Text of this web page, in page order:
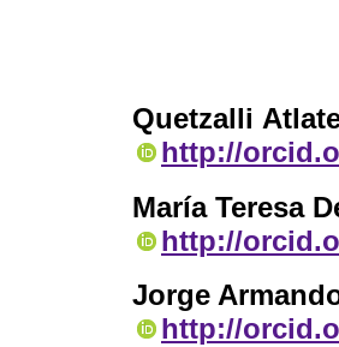
Quetzalli
http://
María Teresa
http://
Jorge
http://